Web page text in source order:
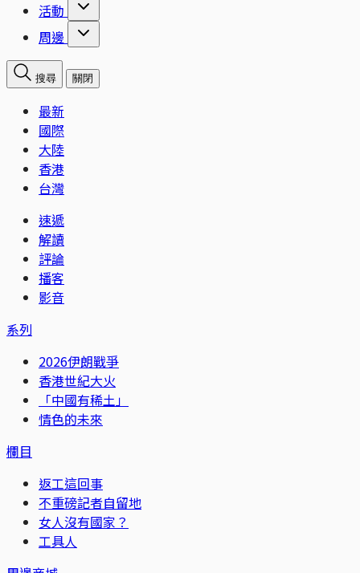
活動
周邊
搜尋 關閉
最新
國際
大陸
香港
台灣
速遞
解讀
評論
播客
影音
系列
2026伊朗戰爭
香港世紀大火
「中國有稀土」
情色的未來
欄目
返工這回事
不重磅記者自留地
女人沒有國家？
工具人